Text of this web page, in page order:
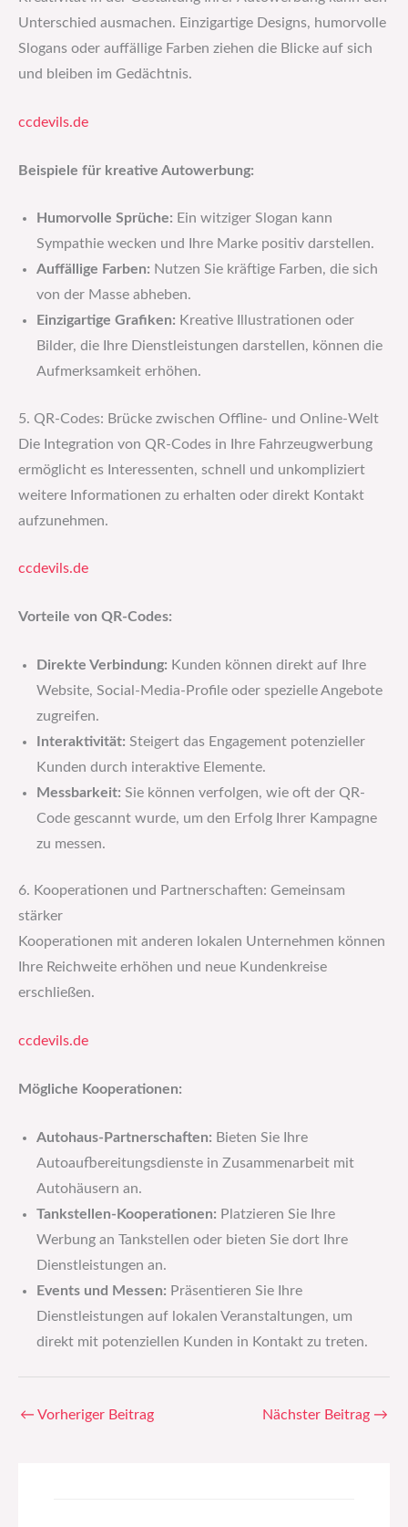
Unterschied ausmachen. Einzigartige Designs, humorvolle
Slogans oder auffällige Farben ziehen die Blicke auf sich
und bleiben im Gedächtnis.
ccdevils.de
Beispiele für kreative Autowerbung:
Humorvolle Sprüche: Ein witziger Slogan kann
Sympathie wecken und Ihre Marke positiv darstellen.
Auffällige Farben: Nutzen Sie kräftige Farben, die sich
von der Masse abheben.
Einzigartige Grafiken: Kreative Illustrationen oder
Bilder, die Ihre Dienstleistungen darstellen, können die
Aufmerksamkeit erhöhen.
5. QR-Codes: Brücke zwischen Offline- und Online-Welt
Die Integration von QR-Codes in Ihre Fahrzeugwerbung
ermöglicht es Interessenten, schnell und unkompliziert
weitere Informationen zu erhalten oder direkt Kontakt
aufzunehmen.
ccdevils.de
Vorteile von QR-Codes:
Direkte Verbindung: Kunden können direkt auf Ihre
Website, Social-Media-Profile oder spezielle Angebote
zugreifen.
Interaktivität: Steigert das Engagement potenzieller
Kunden durch interaktive Elemente.
Messbarkeit: Sie können verfolgen, wie oft der QR-
Code gescannt wurde, um den Erfolg Ihrer Kampagne
zu messen.
6. Kooperationen und Partnerschaften: Gemeinsam
stärker
Kooperationen mit anderen lokalen Unternehmen können
Ihre Reichweite erhöhen und neue Kundenkreise
erschließen.
ccdevils.de
Mögliche Kooperationen:
Autohaus-Partnerschaften: Bieten Sie Ihre
Autoaufbereitungsdienste in Zusammenarbeit mit
Autohäusern an.
Tankstellen-Kooperationen: Platzieren Sie Ihre
Werbung an Tankstellen oder bieten Sie dort Ihre
Dienstleistungen an.
Events und Messen: Präsentieren Sie Ihre
Dienstleistungen auf lokalen Veranstaltungen, um
direkt mit potenziellen Kunden in Kontakt zu treten.
← Vorheriger Beitrag Nächster Beitrag →